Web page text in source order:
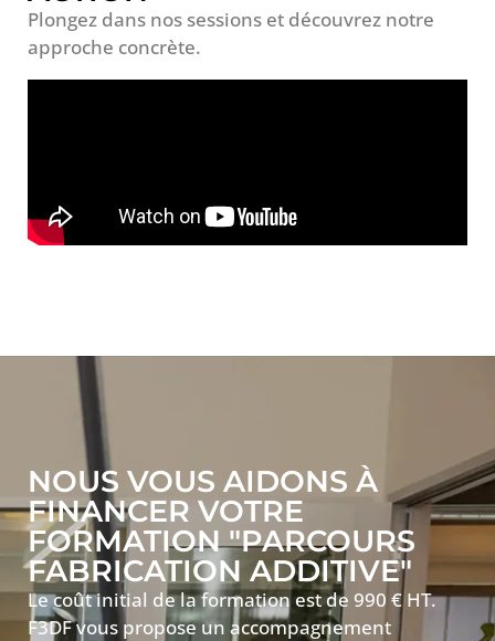
Plongez dans nos sessions et découvrez notre
approche concrète.
NOUS VOUS AIDONS À
FINANCER VOTRE
FORMATION "PARCOURS
FABRICATION ADDITIVE"
Le coût initial de la formation est de 990 € HT.
F3DF vous propose un accompagnement